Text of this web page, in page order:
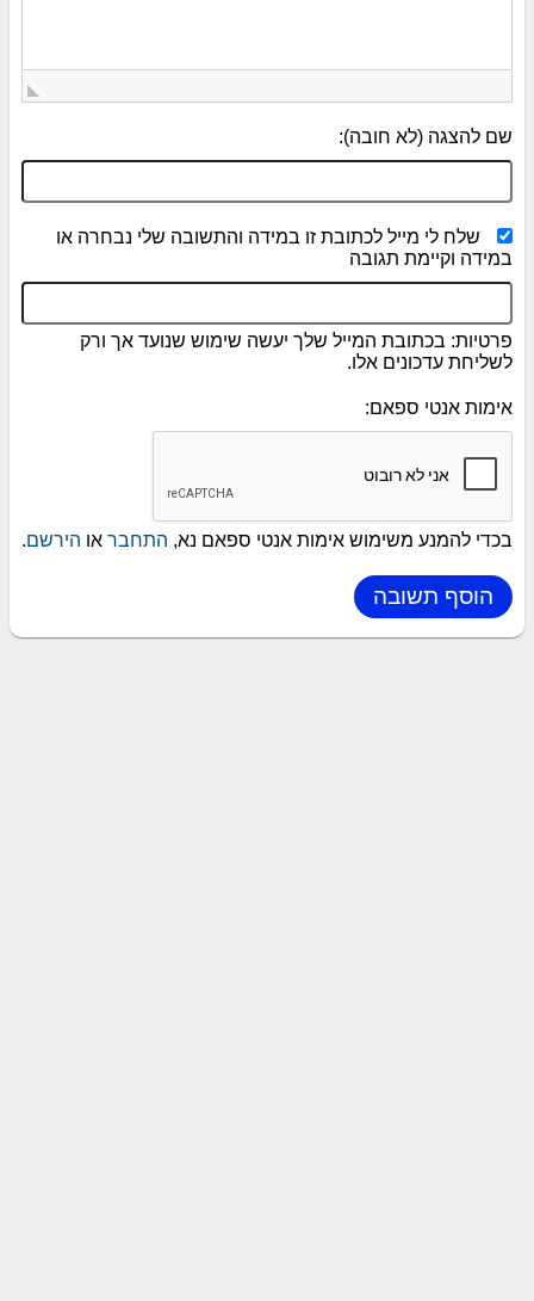
שם להצגה (לא חובה):
שלח לי מייל לכתובת זו במידה והתשובה שלי נבחרה או
במידה וקיימת תגובה
פרטיות: בכתובת המייל שלך יעשה שימוש שנועד אך ורק
לשליחת עדכונים אלו.
אימות אנטי ספאם:
בכדי להמנע משימוש אימות אנטי ספאם נא, התחבר או הירשם.